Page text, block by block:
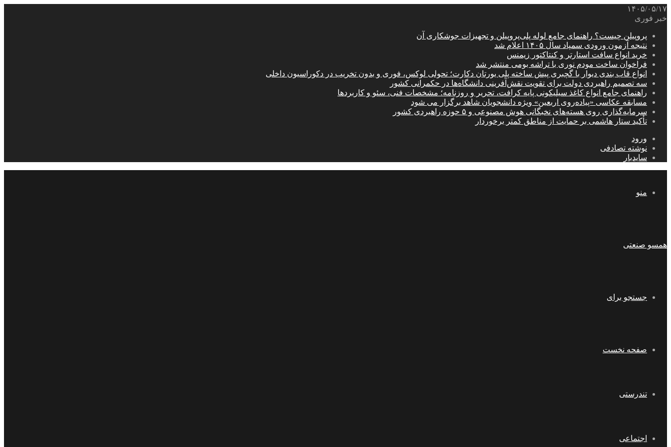
۱۴۰۵/۰۵/۱۷
خبر فوری
پروپیلن چیست؟ راهنمای جامع لوله پلی‌پروپیلن و تجهیزات جوشکاری آن
نتیجه آزمون ورودی سمپاد سال ۱۴۰۵ اعلام شد
خرید انواع سافت استارتر و کنتاکتور زیمنس
فراخوان ساخت مودم نوری با تراشه بومی منتشر شد
انواع قاب بندی دیوار با گچبری پیش ساخته پلی یورتان دکارت؛ تحولی لوکس، فوری و بدون تخریب در دکوراسیون داخلی
سه تصمیم راهبردی دولت برای تقویت نقش‌آفرینی دانشگاه‌ها در حکمرانی کشور
راهنمای جامع انواع کاغذ سیلیکونی پایه کرافت، تحریر و روزنامه؛ مشخصات فنی، سئو و کاربردها
مسابقه عکاسی «پیاده‌روی اربعین» ویژه دانشجویان شاهد برگزار می شود
سرمایه‌گذاری روی هسته‌های نخبگانی هوش مصنوعی و ۵ حوزه راهبردی کشور
تأکید ستار هاشمی بر حمایت از مناطق کمتر برخوردار
ورود
نوشته تصادفی
سایدبار
منو
همسو صنعتی
جستجو برای
صفحه نخست
تندرستی
اجتماعی